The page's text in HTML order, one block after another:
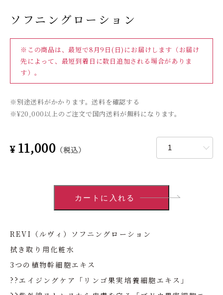
ソフニングローション
※この商品は、最短で8月9日(日) にお届けします（お届け
先によって、最短到着日に数日追加される場合がありま
す）。
※別途送料がかかります。送料を確認する
※¥20,000以上のご注文で国内送料が無料になります。
¥ 11,000 （税込）
REVI（ルヴィ）ソフニングローション
拭き取り用化粧水
3つの植物幹細胞エキス
??エイジングケア「リンゴ果実培養細胞エキス」